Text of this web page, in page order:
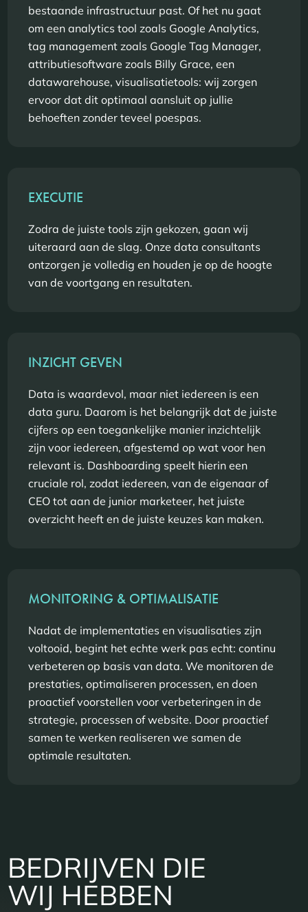
bestaande infrastructuur past. Of het nu gaat
om een analytics tool zoals Google Analytics,
tag management zoals Google Tag Manager,
attributiesoftware zoals Billy Grace, een
datawarehouse, visualisatietools: wij zorgen
ervoor dat dit optimaal aansluit op jullie
behoeften zonder teveel poespas.
EXECUTIE
Zodra de juiste tools zijn gekozen, gaan wij
uiteraard aan de slag. Onze data consultants
ontzorgen je volledig en houden je op de hoogte
van de voortgang en resultaten.
INZICHT GEVEN
Data is waardevol, maar niet iedereen is een
data guru. Daarom is het belangrijk dat de juiste
cijfers op een toegankelijke manier inzichtelijk
zijn voor iedereen, afgestemd op wat voor hen
relevant is. Dashboarding speelt hierin een
cruciale rol, zodat iedereen, van de eigenaar of
CEO tot aan de junior marketeer, het juiste
overzicht heeft en de juiste keuzes kan maken.
MONITORING & OPTIMALISATIE
Nadat de implementaties en visualisaties zijn
voltooid, begint het echte werk pas echt: continu
verbeteren op basis van data. We monitoren de
prestaties, optimaliseren processen, en doen
proactief voorstellen voor verbeteringen in de
strategie, processen of website. Door proactief
samen te werken realiseren we samen de
optimale resultaten.
BEDRIJVEN DIE
WIJ HEBBEN